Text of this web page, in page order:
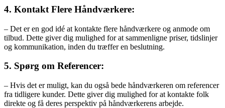
4. Kontakt Flere Håndværkere:
– Det er en god idé at kontakte flere håndværkere og anmode om
tilbud. Dette giver dig mulighed for at sammenligne priser, tidslinjer
og kommunikation, inden du træffer en beslutning.
5. Spørg om Referencer:
– Hvis det er muligt, kan du også bede håndværkeren om referencer
fra tidligere kunder. Dette giver dig mulighed for at kontakte folk
direkte og få deres perspektiv på håndværkerens arbejde.